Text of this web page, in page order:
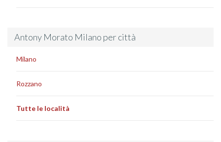
Antony Morato Milano per città
Milano
Rozzano
Tutte le località